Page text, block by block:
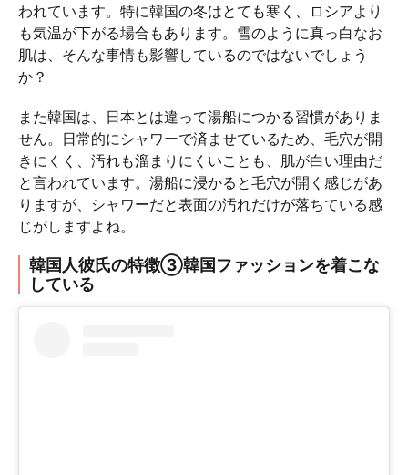
われています。特に韓国の冬はとても寒く、ロシアより
も気温が下がる場合もあります。雪のように真っ白なお
肌は、そんな事情も影響しているのではないでしょう
か？
また韓国は、日本とは違って湯船につかる習慣がありま
せん。日常的にシャワーで済ませているため、毛穴が開
きにくく、汚れも溜まりにくいことも、肌が白い理由だ
と言われています。湯船に浸かると毛穴が開く感じがあ
りますが、シャワーだと表面の汚れだけが落ちている感
じがしますよね。
韓国人彼氏の特徴③韓国ファッションを着こな
している